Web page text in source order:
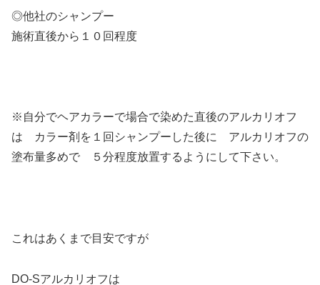
◎他社のシャンプー
施術直後から１０回程度
※自分でヘアカラーで場合で染めた直後のアルカリオフ
は カラー剤を１回シャンプーした後に アルカリオフの
塗布量多めで ５分程度放置するようにして下さい。
これはあくまで目安ですが
DO-Sアルカリオフは